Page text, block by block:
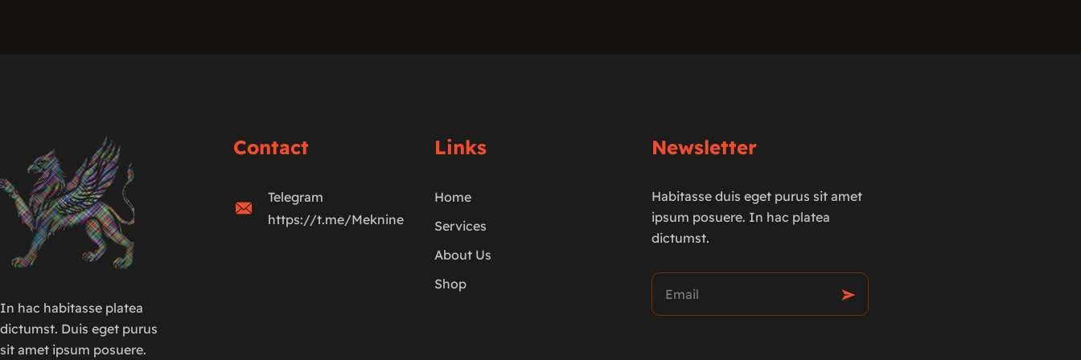
In hac habitasse platea
dictumst. Duis eget purus
sit amet ipsum posuere.
Contact
Telegram
https://t.me/Meknine
Links
Home
Services
About Us
Shop
Newsletter
Habitasse duis eget purus sit amet
ipsum posuere. In hac platea
dictumst.